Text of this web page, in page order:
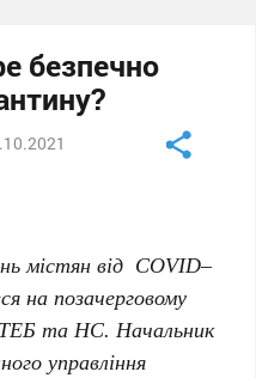
безпечно
містян від COVID–
на позачерговому
ТЕБ та НС. Начальник
управління